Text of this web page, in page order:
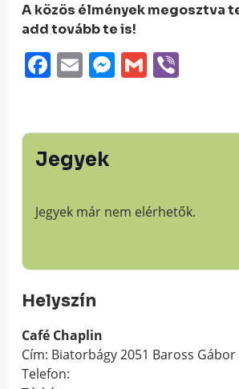
A közös élmények megosztva
add tovább te is!
Facebook
EmailMessenger
Gmail
Jegyek
Jegyek már nem elérhetők.
Helyszín
Café Chaplin
Cím: Biatorbágy 2051 Baross Gábor
Telefon: